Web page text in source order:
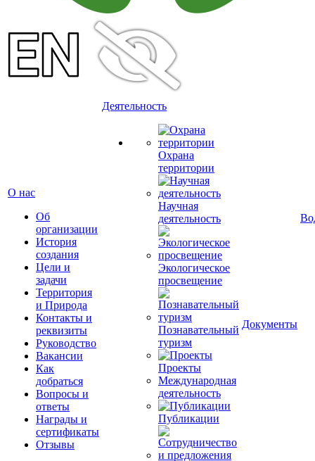
О нас
Об
организации
История
создания
Цели и
задачи
Территория
и Природа
Контакты и
реквизиты
Руководство
Вакансии
Как
добраться
Вопросы и
ответы
Награды и
сертификаты
Отзывы
Деятельность
Охрана
территории
Научная
деятельность
Экологическое
просвещение
Познавательный
туризм
Проекты
Международная
деятельность
Публикации
Документы